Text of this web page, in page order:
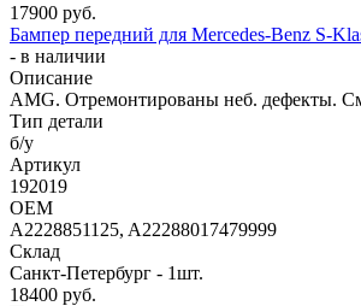
17900 руб.
Бампер передний для Mercedes-Benz S-
- в наличии
Описание
AMG. Отремонтированы неб. дефекты.
Тип детали
б/у
Артикул
192019
OEM
A2228851125, A22288017479999
Склад
Санкт-Петербург - 1шт.
18400 руб.